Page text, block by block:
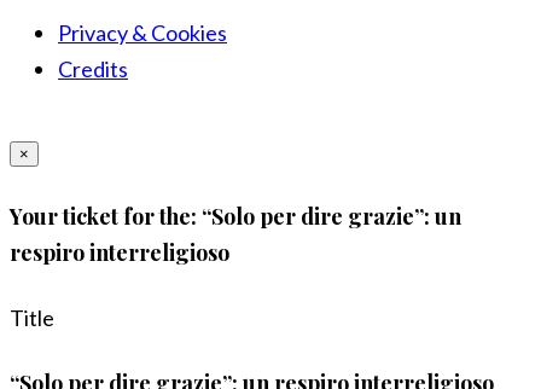
Privacy & Cookies
Credits
×
Your ticket for the: “Solo per dire grazie”: un
respiro interreligioso
Title
“Solo per dire grazie”: un respiro interreligioso